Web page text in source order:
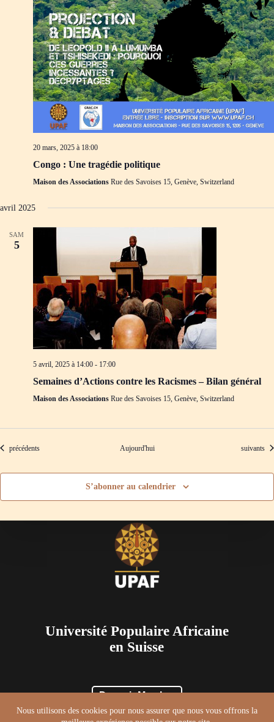
Nous utilisons des cookies pour nous assurer que nous vous offrons la
20 mars, 2025 à 18:00
Congo : Une tragédie politique
Maison des Associations Rue des Savoises 15, Genève, Switzerland
avril 2025
SAM
5
5 avril, 2025 à 14:00 - 17:00
Semaines d’Actions contre les Racismes – Bilan général
Maison des Associations Rue des Savoises 15, Genève, Switzerland
Évènements
précédents Aujourd'hui suivants
S’abonner au calendrier
Université Populaire Africaine
en Suisse
Devenir Membre
Accueil
À propos
Formations